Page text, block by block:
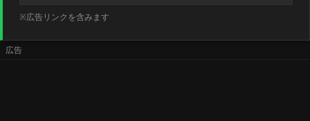
※広告リンクを含みます